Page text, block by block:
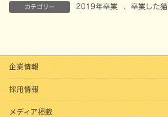
カテゴリー 2019年卒業 卒業した猫
企業情報
採用情報
メディア掲載